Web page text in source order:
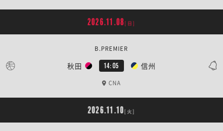
2026.11.08 [日]
秋田 14:05 信州
B.PREMIER
CNA
2026.11.10[火]